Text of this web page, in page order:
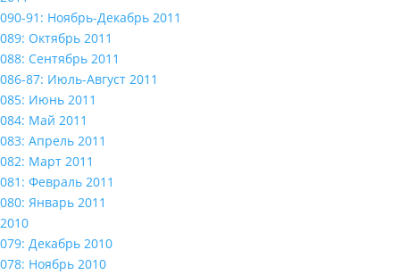
090-91: Ноябрь-Декабрь 2011
089: Октябрь 2011
088: Сентябрь 2011
086-87: Июль-Август 2011
085: Июнь 2011
084: Май 2011
083: Апрель 2011
082: Март 2011
081: Февраль 2011
080: Январь 2011
2010
079: Декабрь 2010
078: Ноябрь 2010